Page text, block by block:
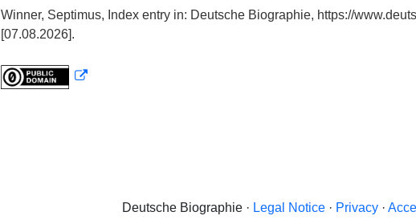
Winner, Septimus, Index entry in: Deutsche Biographie, https://
[07.08.2026].
Deutsche Biographie · Legal Notice · Privacy ·